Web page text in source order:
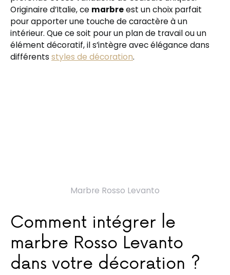
Originaire d’Italie, ce marbreest un choix parfait
pour apporter une touche de caractère à un
intérieur. Que ce soit pour un plan de travail ou un
élément décoratif, il s’intègre avec élégance dans
différents styles de décoration.
Marbre Rosso Levanto
Comment intégrer le
marbre Rosso Levanto
dans votre décoration ?